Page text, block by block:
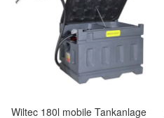
Wiltec 180l mobile Tankanlage